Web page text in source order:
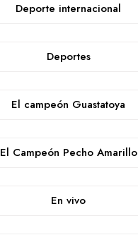
Deporte internacional
Deportes
El campeón Guastatoya
El Campeón Pecho Amarillo
En vivo